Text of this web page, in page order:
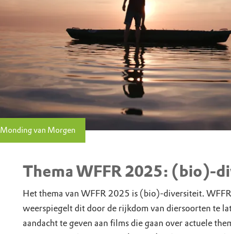
Monding van Morgen
Thema WFFR 2025: (bio)-
Het thema van WFFR 2025 is (bio)-diversiteit. WFFR
weerspiegelt dit door de rijkdom van diersoorten te
aandacht te geven aan films die gaan over actuele